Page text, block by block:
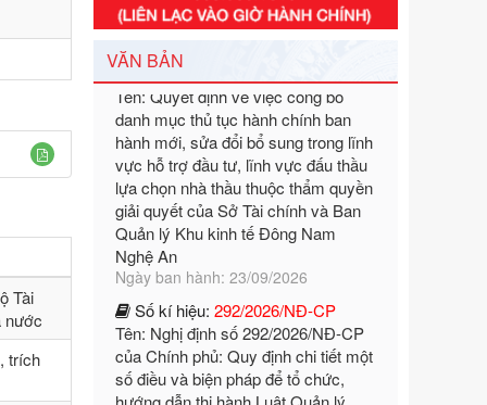
Tài
nước
trích
VĂN BẢN
Số kí hiệu:3014/QĐ-UBND
Tên: Quyết định về việc công bố
danh mục thủ tục hành chính ban
hành mới, sửa đổi bổ sung trong lĩnh
vực hỗ trợ đầu tư, lĩnh vực đấu thầu
lựa chọn nhà thầu thuộc thẩm quyền
giải quyết của Sở Tài chính và Ban
Quản lý Khu kinh tế Đông Nam
Nghệ An
Ngày ban hành: 23/09/2026
Số kí hiệu:
292/2026/NĐ-CP
Tên: Nghị định số 292/2026/NĐ-CP
số điều và biện pháp để tổ chức,
hướng dẫn thi hành Luật Quản lý
ngoại thương
Ngày ban hành: 21/07/2026